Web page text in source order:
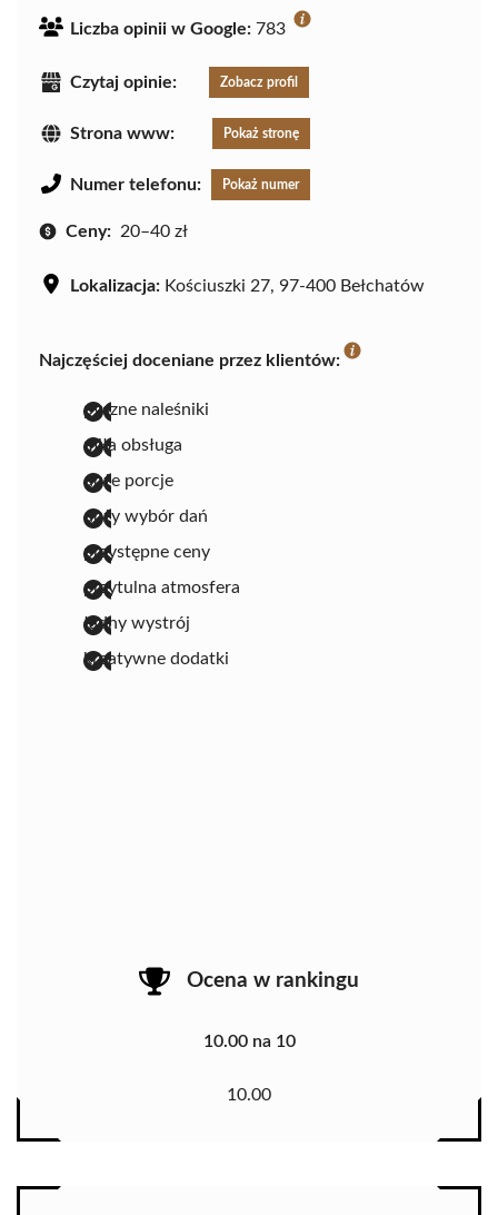
Liczba opinii w Google: 783
Czytaj opinie: Zobacz profil
Strona www: Pokaż stronę
Numer telefonu: Pokaż numer
Ceny: 20–40 zł
Lokalizacja: Kościuszki 27, 97-400 Bełchatów
Najczęściej doceniane przez klientów:
pyszne naleśniki
miła obsługa
duże porcje
duży wybór dań
przystępne ceny
przytulna atmosfera
ładny wystrój
kreatywne dodatki
Ocena w rankingu
10.00 na 10
10.00